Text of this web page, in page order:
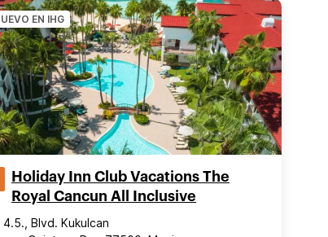
EN IHG
Holiday Inn Club Vacations The
Royal Cancun All Inclusive
4.5., Blvd. Kukulcan